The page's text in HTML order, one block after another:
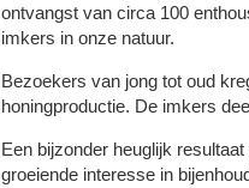
ontvangst van circa 100
imkers in onze natuur.
Bezoekers van jong tot oud
honingproductie. De imkers
Een bijzonder heuglijk
groeiende interesse in